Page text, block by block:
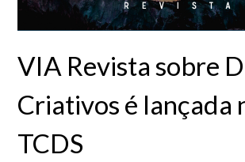
VIA Revista sobre
Criativos é lançada
TCDS